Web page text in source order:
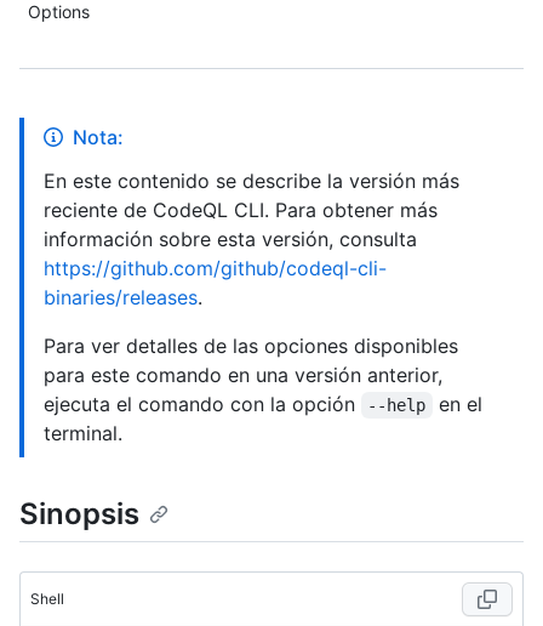
Options
Nota:
En este contenido se describe la versión más
reciente de CodeQL CLI. Para obtener más
información sobre esta versión, consulta
https://github.com/github/codeql-cli-
binaries/releases.
Para ver detalles de las opciones disponibles
para este comando en una versión anterior,
ejecuta el comando con la opción
--help
en el
terminal.
Sinopsis
Shell